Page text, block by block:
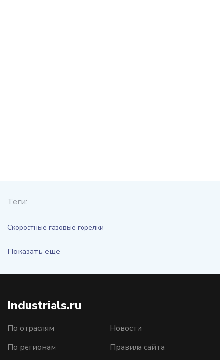
Теги:
Скоростные газовые горелки
Показать еще
Industrials.ru
По отраслям
По регионам
Новости
Правила сайта